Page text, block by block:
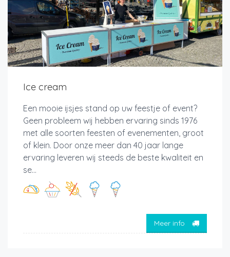
Ice cream
Een mooie ijsjes stand op uw feestje of event?
Geen probleem wij hebben ervaring sinds 1976
met alle soorten feesten of evenementen, groot
of klein. Door onze meer dan 40 jaar lange
ervaring leveren wij steeds de beste kwaliteit en
se...
Meer info